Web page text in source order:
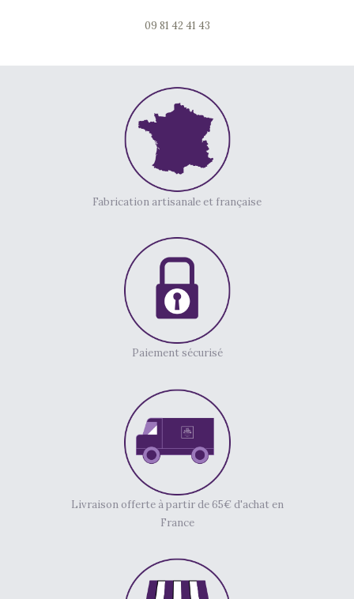
09 81 42 41 43
Fabrication artisanale et française
Paiement sécurisé
Livraison offerte à partir de 65€ d'achat en
France